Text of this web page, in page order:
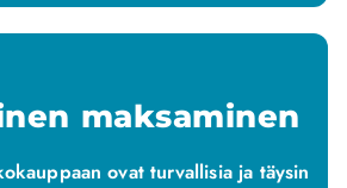
maksaminen
ovat turvallisia ja täysin